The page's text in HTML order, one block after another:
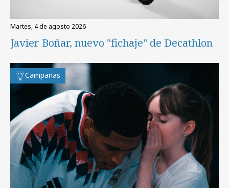
martes, 4 de agosto 2026
Javier Boñar, nuevo "fichaje" de Decathlon
Campañas